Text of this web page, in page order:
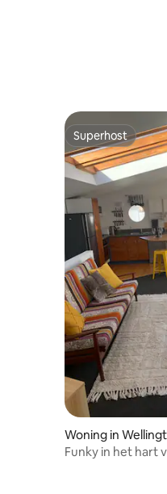
Superhost
Superhost
Woning in
Funky in het hart